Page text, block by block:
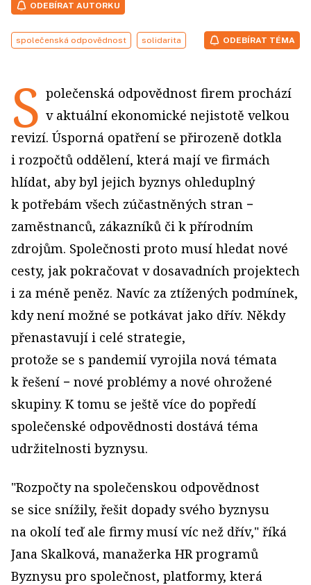
ODEBÍRAT AUTORKU
společenská odpovědnost solidarita ODEBÍRAT TÉMA
S polečenská odpovědnost firem prochází
v aktuální ekonomické nejistotě velkou
revizí. Úsporná opatření se přirozeně dotkla
i rozpočtů oddělení, která mají ve firmách
hlídat, aby byl jejich byznys ohleduplný
k potřebám všech zúčastněných stran −
zaměstnanců, zákazníků či k přírodním
zdrojům. Společnosti proto musí hledat nové
cesty, jak pokračovat v dosavadních projektech
i za méně peněz. Navíc za ztížených podmínek,
kdy není možné se potkávat jako dřív. Někdy
přenastavují i celé strategie,
protože se s pandemií vyrojila nová témata
k řešení − nové problémy a nové ohrožené
skupiny. K tomu se ještě více do popředí
společenské odpovědnosti dostává téma
udržitelnosti byznysu.
"Rozpočty na společenskou odpovědnost
se sice snížily, řešit dopady svého byznysu
na okolí teď ale firmy musí víc než dřív," říká
Jana Skalková, manažerka HR programů
Byznysu pro společnost, platformy, která